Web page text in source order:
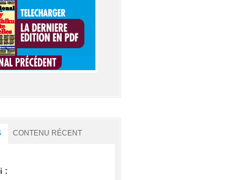
CONTENU RÉCENT
: